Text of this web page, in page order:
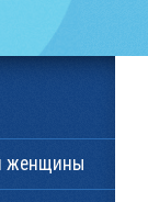
женщины